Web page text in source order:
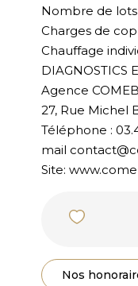
Nombre de lots
Charges de
Chauffage
DIAGNOSTICS
Agence
27, Rue Michel
Téléphone :
mail
Site:
Nos